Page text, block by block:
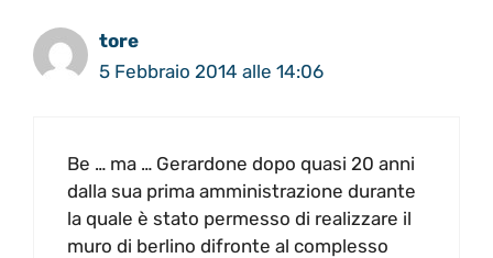
tore
5 Febbraio 2014 alle 14:06
Be … ma … Gerardone dopo quasi 20 anni
dalla sua prima amministrazione durante
la quale è stato permesso di realizzare il
muro di berlino difronte al complesso